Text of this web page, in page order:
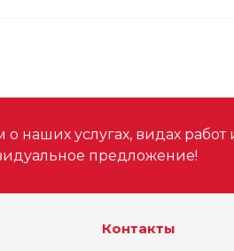
наших услугах, видах работ
предложение!
Контакты